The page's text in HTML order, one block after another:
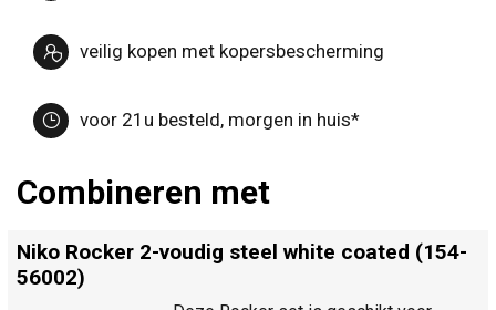
veilig kopen met kopersbescherming
voor 21u besteld, morgen in huis*
Combineren met
Niko Rocker 2-voudig steel white coated (154-
56002)